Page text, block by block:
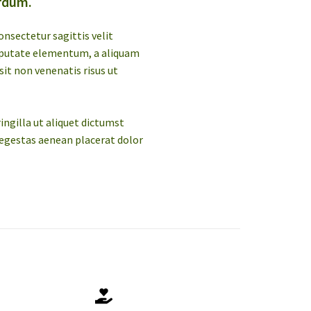
sagittis velit
elementum, a aliquam
non venenatis risus ut
ut aliquet dictumst
aenean placerat dolor